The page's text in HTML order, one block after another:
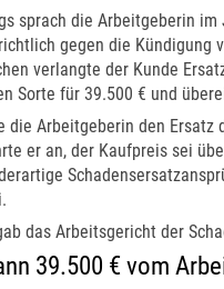
sprach die Arbeitgeberin
gegen die Kündigung
verlangte der Kunde
Sorte für 39.500 € und
die Arbeitgeberin den
er an, der Kaufpreis sei
das Arbeitsgericht der
39.500 € vom